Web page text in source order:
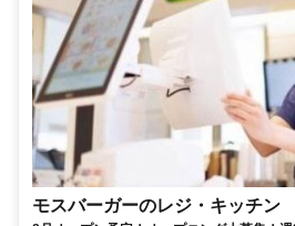
モスバーガーのレジ・キッチン